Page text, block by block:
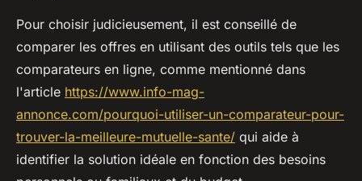
Pour choisir judicieusement, il est conseillé de
comparer les offres en utilisant des outils tels que les
comparateurs en ligne, comme mentionné dans
l'article https://www.info-mag-
annonce.com/pourquoi-utiliser-un-comparateur-pour-
trouver-la-meilleure-mutuelle-sante/ qui aide à
identifier la solution idéale en fonction des besoins